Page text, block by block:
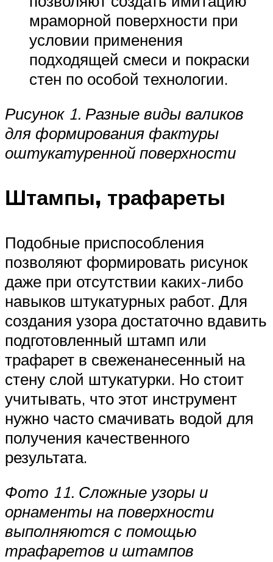
мраморной поверхности при
условии применения
подходящей смеси и покраски
стен по особой технологии.
Рисунок 1. Разные виды валиков
для формирования фактуры
оштукатуренной поверхности
Штампы, трафареты
Подобные приспособления
позволяют формировать рисунок
даже при отсутствии каких-либо
навыков штукатурных работ. Для
создания узора достаточно вдавить
подготовленный штамп или
трафарет в свеженанесенный на
стену слой штукатурки. Но стоит
учитывать, что этот инструмент
нужно часто смачивать водой для
получения качественного
результата.
Фото 11. Сложные узоры и
орнаменты на поверхности
выполняются с помощью
трафаретов и штампов